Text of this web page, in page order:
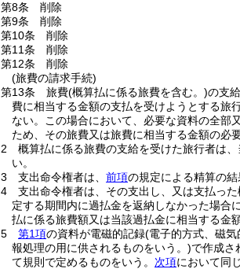
第8条
削除
第9条
削除
第10条
削除
第11条
削除
第12条
削除
(旅費の請求手続)
第13条
旅費(概算払に係る旅費を含む。)の支
費に相当する金額の支払を受けようとする旅
ない。
この場合において、必要な資料の全部
ため、その旅費又は旅費に相当する金額の必
2
概算払に係る旅費の支給を受けた旅行者は
い。
3
支出命令権者は、 前項の規定による精算の
4
支出命令権者は、その支出し、又は支払っ
定する期間内に過払金を返納しなかった場合
払に係る旅費額又は当該過払金に相当する金
5
第1項の資料が電磁的記録(電子的方式、磁
報処理の用に供されるものをいう。)で作成さ
て規則で定めるものをいう。 次項において同